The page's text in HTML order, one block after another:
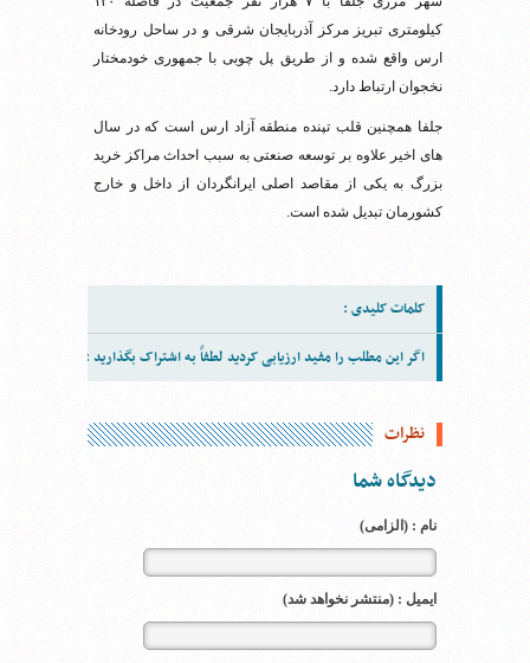
کیلومتری تبریز مرکز آذربایجان شرقی و در ساحل رودخانه
ارس واقع شده و از طریق پل چوبی با جمهوری خودمختار
نخجوان ارتباط دارد.
جلفا همچنین قلب تپنده منطقه آزاد ارس است که در سال
های اخیر علاوه بر توسعه صنعتی به سبب احداث مراکز خرید
بزرگ به یکی از مقاصد اصلی ایرانگردان از داخل و خارج
کشورمان تبدیل شده است.
کلمات کلیدی :
اگر این مطلب را مفید ارزیابی کردید لطفاً به اشتراک بگذارید :
نظرات
دیدگاه شما
نام : (الزامی)
ایمیل : (منتشر نخواهد شد)